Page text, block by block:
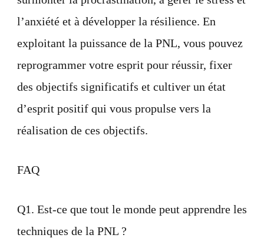
l’anxiété et à développer la résilience. En
exploitant la puissance de la PNL, vous pouvez
reprogrammer votre esprit pour réussir, fixer
des objectifs significatifs et cultiver un état
d’esprit positif qui vous propulse vers la
réalisation de ces objectifs.
FAQ
Q1. Est-ce que tout le monde peut apprendre les
techniques de la PNL ?